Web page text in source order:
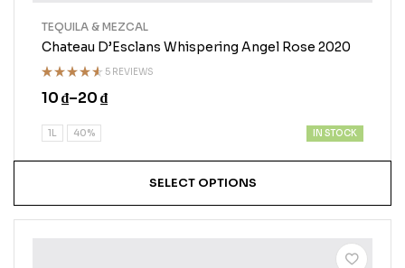
Chateau D’Esclans Whispering Angel Rose 2020
Rated
4.50out
5 REVIEWS
TEQUILA & MEZCAL
10₫–20₫
1L 40% IN STOCK
SELECT OPTIONS